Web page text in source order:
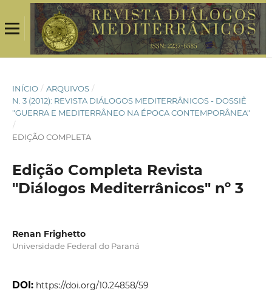
INÍCIO / ARQUIVOS /
N. 3 (2012): REVISTA DIÁLOGOS MEDITERRÂNICOS - DOSSIÊ
"GUERRA E MEDITERRÂNEO NA ÉPOCA CONTEMPORÂNEA"
/
EDIÇÃO COMPLETA
Edição Completa Revista
"Diálogos Mediterrânicos" nº 3
Renan Frighetto
Universidade Federal do Paraná
DOI: https://doi.org/10.24858/59